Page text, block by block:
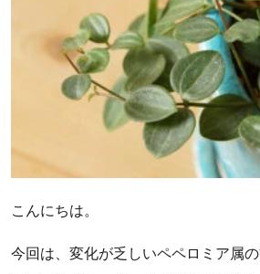
こんにちは。
今回は、変化が乏しいペペロミア属